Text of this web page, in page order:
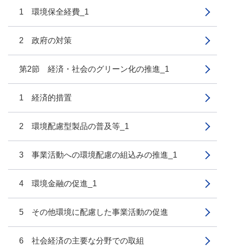
1 環境保全経費_1
2 政府の対策
第2節 経済・社会のグリーン化の推進_1
1 経済的措置
2 環境配慮型製品の普及等_1
3 事業活動への環境配慮の組込みの推進_1
4 環境金融の促進_1
5 その他環境に配慮した事業活動の促進
6 社会経済の主要な分野での取組